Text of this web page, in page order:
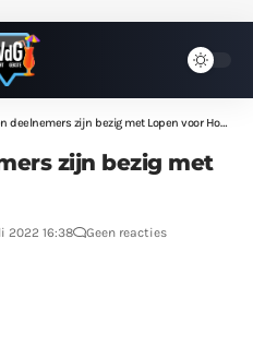
deelnemers zijn bezig met Lopen voor Hoop
zijn bezig met
2022 16:38
Geen reacties